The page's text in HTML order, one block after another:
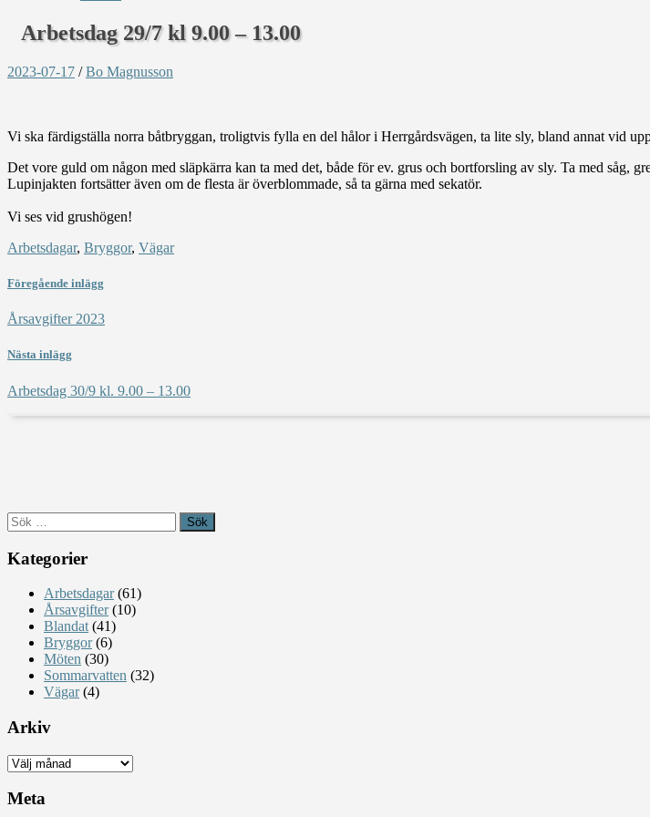
Arbetsdag 29/7 kl 9.00 – 13.00
2023-07-17 /Bo Magnusson
Vi ska färdigställa norra båtbryggan, troligtvis fylla en del hålor i Herrgårdsvägen, ta lite sly, bland annat vid
Det vore guld om någon med släpkärra kan ta med det, både för ev. grus och bortforsling av sly. Ta med såg,
Lupinjakten fortsätter även om de flesta är överblommade, så ta gärna med sekatör.
Vi ses vid grushögen!
Arbetsdagar, Bryggor, Vägar
Föregående inlägg
Årsavgifter 2023
Nästa inlägg
Arbetsdag 30/9 kl. 9.00 – 13.00
Sök
efter:
Kategorier
Arbetsdagar(61)
Årsavgifter(10)
Blandat (41)
Bryggor(6)
Möten (30)
Sommarvatten (32)
Vägar(4)
Arkiv
Arkiv
Meta